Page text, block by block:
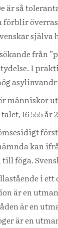
så
förblir
från
I
16 555 år
kan
föga.
i
är en
är en
är en